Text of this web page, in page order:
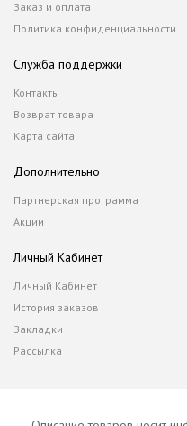
Заказ и оплата
Политика конфиденциальности
Служба поддержки
Контакты
Возврат товара
Карта сайта
Дополнительно
Партнерская программа
Акции
Личный Кабинет
Личный Кабинет
История заказов
Закладки
Рассылка